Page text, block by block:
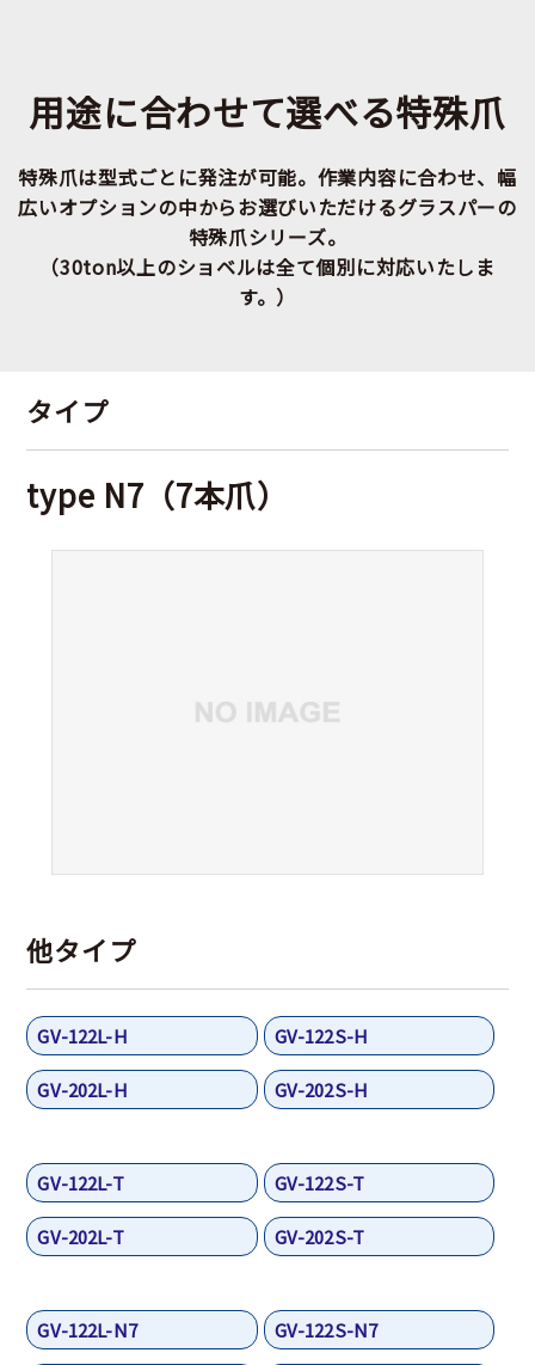
用途に合わせて選べる特殊爪
特殊爪は型式ごとに発注が可能。作業内容に合わせ、幅
広いオプションの中からお選びいただけるグラスパーの
特殊爪シリーズ。
（30ton以上のショベルは全て個別に対応いたしま
す。）
タイプ
type N7（7本爪）
他タイプ
GV-122L-H GV-122S-H
GV-202L-H GV-202S-H
GV-122L-T GV-122S-T
GV-202L-T GV-202S-T
GV-122L-N7 GV-122S-N7